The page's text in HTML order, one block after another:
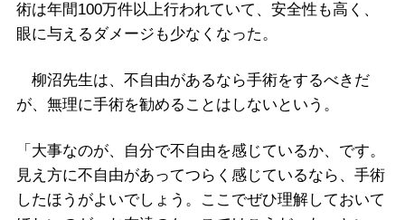
術は年間100万件以上行われていて、安全性も高く、
眼に与えるダメージも少なくなった。
柳沼先生は、不自由があるなら手術をするべきだ
が、無理に手術を勧めることはしないという。
「大事なのが、自分で不自由を感じているか、です。
見え方に不自由があってつらく感じているなら、手術
したほうがよいでしょう。ここでぜひ理解しておいて